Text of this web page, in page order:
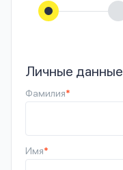
Личные данные
Фамилия*
Имя*